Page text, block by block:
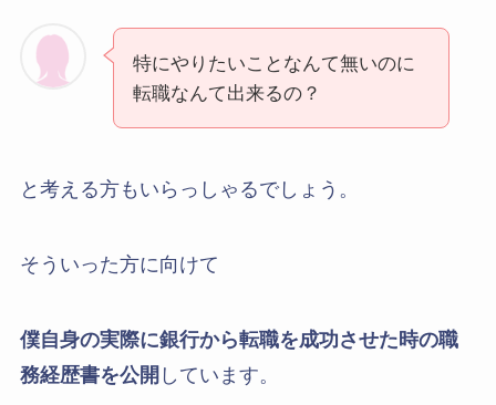
特にやりたいことなんて無いのに
転職なんて出来るの？
と考える方もいらっしゃるでしょう。
そういった方に向けて
僕自身の実際に銀行から転職を成功させた時の職
務経歴書を公開 しています。